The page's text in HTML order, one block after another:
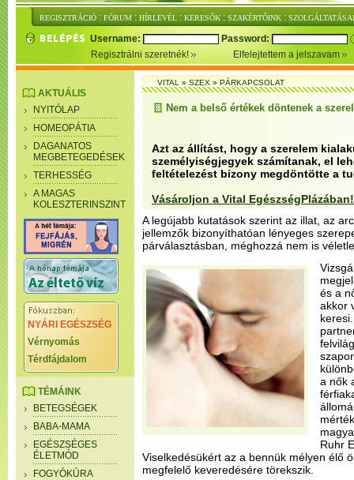
REGISZTRÁCIÓ : FÓRUM : HÍRLEVÉL : KERESŐK : SZAKÉRTŐINK :
Username:
Password:
Regisztrálni szeretnék!
Elfelejtettem a jelszavam
AKTUÁLIS
NYITÓLAP
HOMEOPÁTIA
DAGANATOS
MEGBETEGEDÉSEK
TERHESSÉG
A MAGAS
KOLESZTERINSZINT
NYÁRI EGÉSZSÉG
Vérnyomás
Térdfájdalom
TÉMÁINK
BETEGSÉGEK
BABA-MAMA
EGÉSZSÉGES
ÉLETMÓD
FOGYÓKÚRA
VITAL»SZEX»PÁRKAPCSOLAT
Nem a belső értékek döntenek a
Azt az állítást, hogy a szerelem
személyiségjegyek számítanak, el
feltételezést bizony megdöntötte a
Vásároljon a Vital
A legújabb kutatások szerint az illat, az
jellemzők bizonyíthatóan lényeges
párválasztásban, méghozzá nem is
és a
akkor
a nők
Ruhr
Viselkedésükért az a bennük mélyen élő
megfelelő keveredésére törekszik.